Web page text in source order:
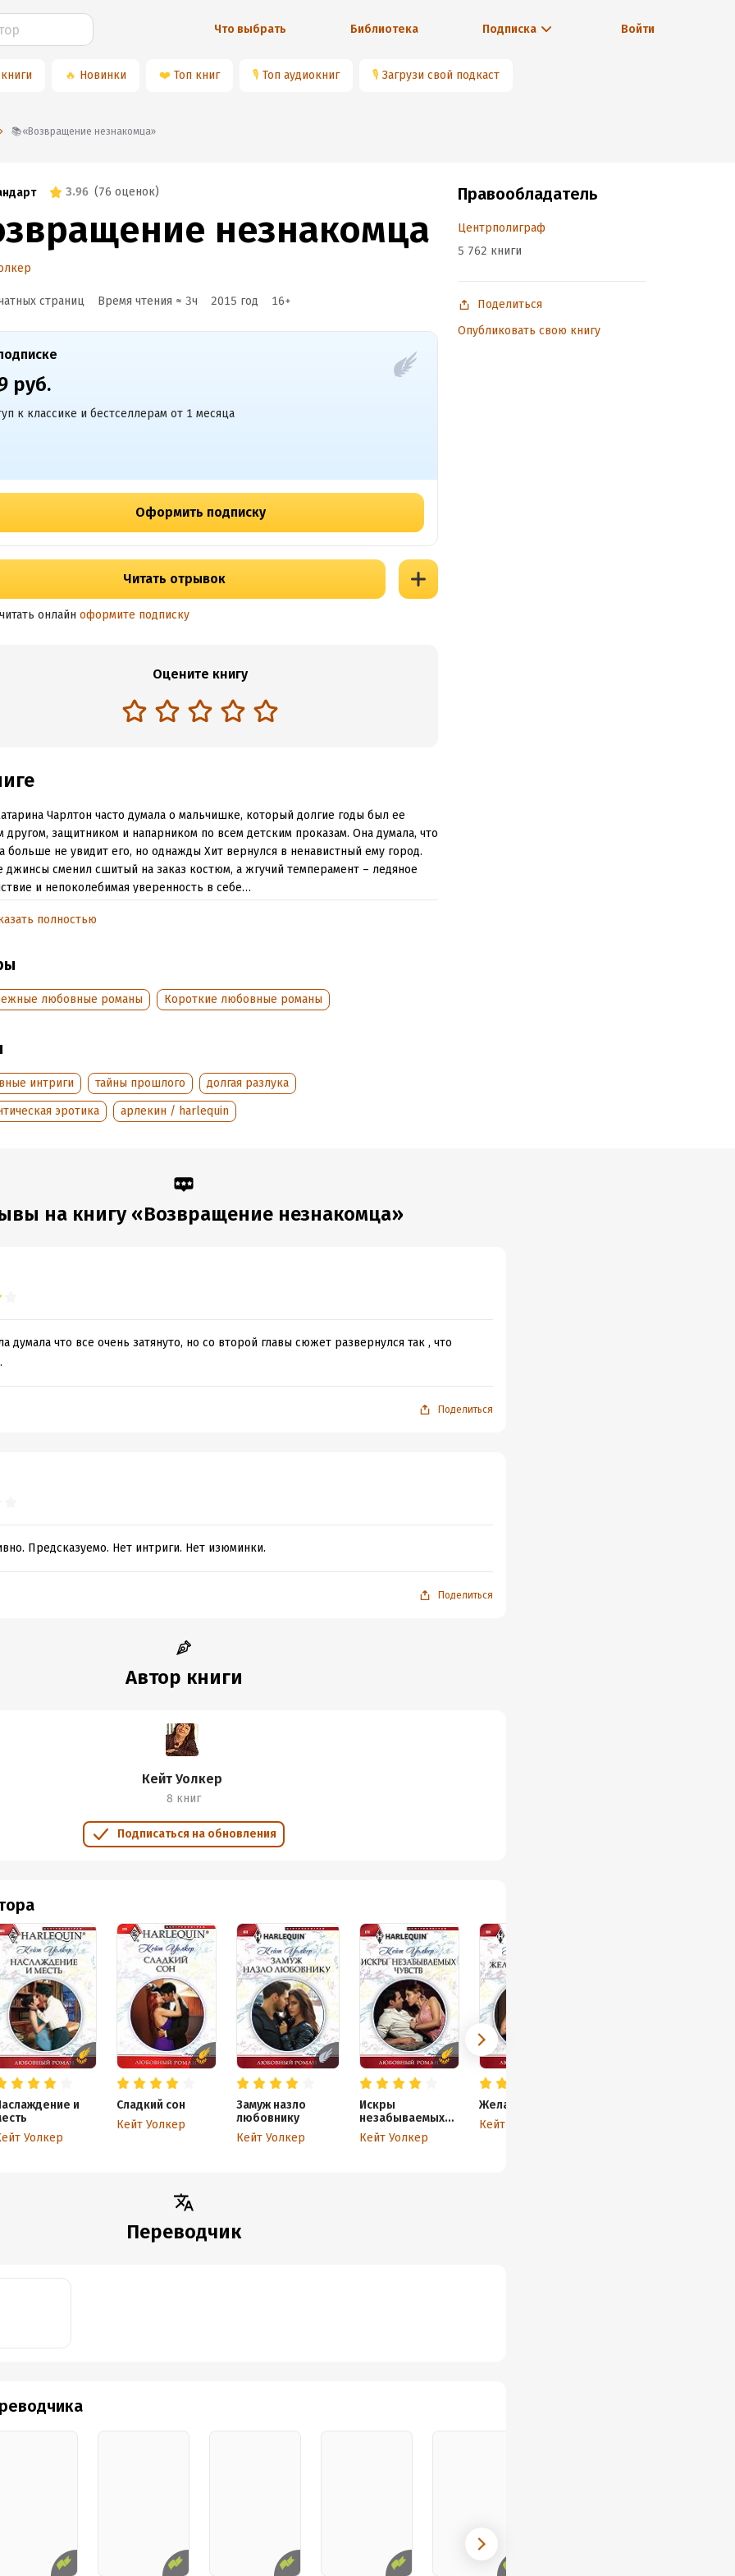
Что выбрать Библиотека Подписка Войти
🔥 Новинки ❤️ Топ книг 🎙 Топ аудиокниг 🎙 Загрузи свой подкаст
📚«Возвращение незнакомца»
3.96 (76 оценок)
незнакомца
страниц Время чтения ≈ 3ч 2015 год 16+
руб.
к классике и бестселлерам от 1 месяца
Оформить подписку
Читать отрывок
онлайн оформите подписку
Оцените книгу
Чарлтон часто думала о мальчишке, который долгие годы был ее
другом, защитником и напарником по всем детским проказам. Она думала, что
больше не увидит его, но однажды Хит вернулся в ненавистный ему город.
джинсы сменил сшитый на заказ костюм, а жгучий темперамент – ледяное
и непоколебимая уверенность в себе…
205127
2015
Переводчик:А. Зернова
Время на чтение:3ч.
полностью
любовные романы Короткие любовные романы
интриги тайны прошлого
долгая разлука
эротика
арлекин / harlequin
Правообладатель
Центрполиграф
5 762 книги
Поделиться
Опубликовать свою книгу
на книгу «Возвращение незнакомца»
думала что все очень затянуто, но со второй главы сюжет развернулся так , что
Поделиться
Предсказуемо. Нет интриги. Нет изюминки.
Поделиться
Автор книги
Кейт Уолкер
8 книг
Подписаться на обновления
и
Уолкер
Сладкий сон
Кейт Уолкер
Замуж назло
любовнику
Кейт Уолкер
Искры
незабываемых
чувств
Кейт Уолкер
Желанная месть
Кейт Уолкер
Переводчик